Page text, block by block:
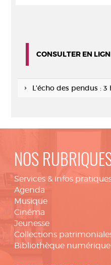
CONSULTER EN
L'écho des pendus :
NOS
Services & infos
Agenda
Musique
Cinéma
Jeunesse
Collections
Bibliothèque numérique